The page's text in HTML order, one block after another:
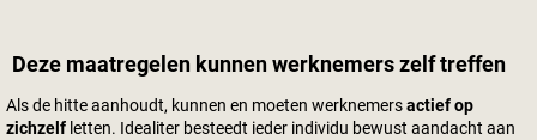
Deze maatregelen kunnen werknemers zelf treffen
Als de hitte aanhoudt, kunnen en moeten werknemersactief op
zichzelf letten. Idealiter besteedt ieder individu bewust aandacht aan